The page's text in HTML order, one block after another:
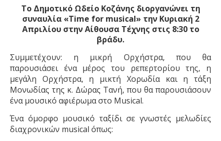
Το Δημοτικό Ωδείο Κοζάνης διοργανώνει τη
συναυλία «Time for musical» την Κυριακή 2
Απριλίου στην Αίθουσα Τέχνης στις 8:30 το
βράδυ.
Συμμετέχουν: η μικρή Ορχήστρα, που θα
παρουσιάσει ένα μέρος του ρεπερτορίου της, η
μεγάλη Ορχήστρα, η μικτή Χορωδία και η τάξη
Μονωδίας της κ. Δώρας Τανή, που θα παρουσιάσουν
ένα μουσικό αφιέρωμα στο Musical.
Ένα όμορφο μουσικό ταξίδι σε γνωστές μελωδίες
διαχρονικών musical όπως: